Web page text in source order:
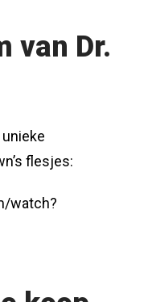
van Dr.
flesjes:
watch?